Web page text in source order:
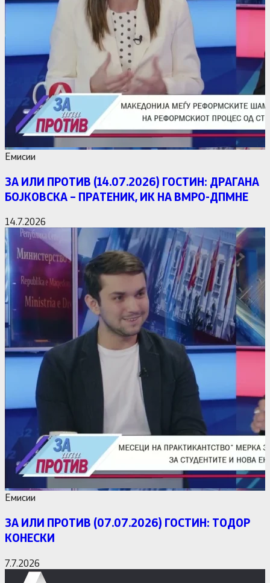
Емисии
ЗА ИЛИ ПРОТИВ (14.07.2026) ГОСТИН: ДРАГАНА
БОЈКОВСКА – ПРАТЕНИК, ИК НА ВМРО-ДПМНЕ
14.7.2026
Емисии
ЗА ИЛИ ПРОТИВ (07.07.2026) ГОСТИН: ТОДОР
КОНЕСКИ
7.7.2026